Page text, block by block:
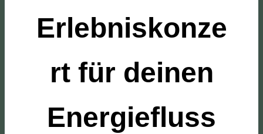
Erlebniskonze
rt für deinen
Energiefluss